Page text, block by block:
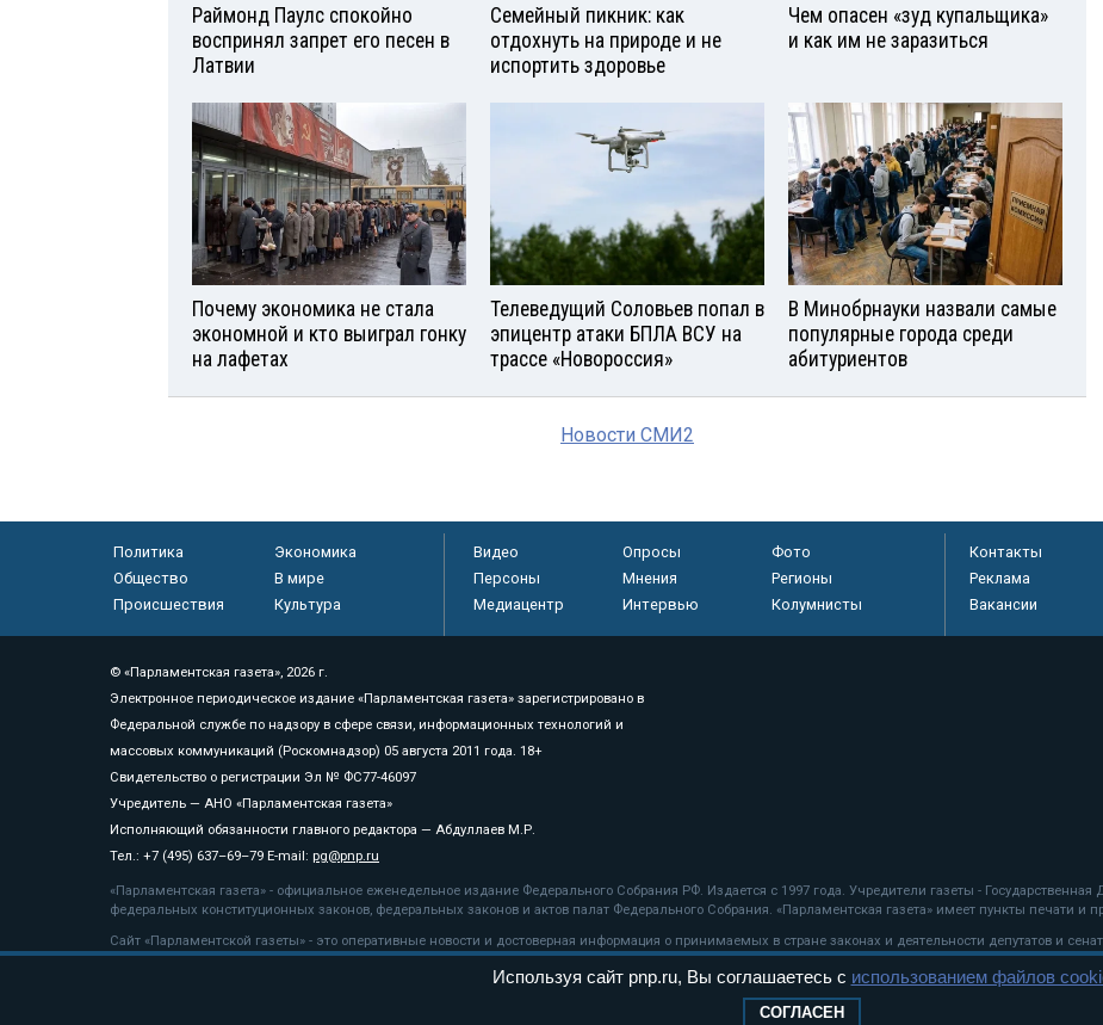
Раймонд Паулс спокойно
воспринял запрет его песен в
Латвии
Семейный пикник: как
отдохнуть на природе и не
испортить здоровье
Чем опасен «зуд купальщика»
и как им не заразиться
Почему экономика не стала
экономной и кто выиграл гонку
на лафетах
Телеведущий Соловьев попал в
эпицентр атаки БПЛА ВСУ на
трассе «Новороссия»
В Минобрнауки назвали самые
популярные города среди
абитуриентов
Новости СМИ2
Политика
Экономика
Общество
В мире
Происшествия
Культура
Видео Опросы
Фото
Персоны
Мнения
Регионы
Медиацентр
Интервью Колумнисты
Контакты
Реклама
Вакансии
© «Парламентская газета», 2026 г.
Электронное периодическое издание «Парламентская газета» зарегистрировано в
Федеральной службе по надзору в сфере связи, информационных технологий и
массовых коммуникаций (Роскомнадзор) 05 августа 2011 года. 18+
Свидетельство о регистрации Эл № ФС77-46097
Учредитель — АНО «Парламентская газета»
Исполняющий обязанности главного редактора — Абдуллаев М.Р.
Тел.: +7 (495) 637–69–79 E-mail: pg@pnp.ru
«Парламентская газета» - официальное еженедельное издание Федерального Собрания РФ. Издается с 1997 года. Учредители газеты -
федеральных конституционных законов, федеральных законов и актов палат Федерального Собрания. «Парламентская газета» имеет пункты печати и
Сайт «Парламентской газеты» - это оперативные новости и достоверная информация о принимаемых в стране законах и деятельности депутатов и
«Парламентской газеты» активная ссылка на pnp.ru обязательна.
рекомендательные технологии
Используя сайт pnp.ru, Вы соглашаетесь с использованием файлов
СОГЛАСЕН